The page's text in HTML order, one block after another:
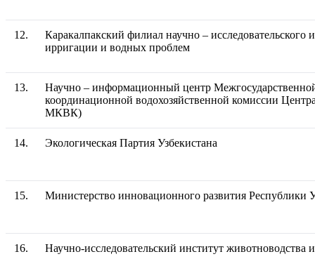
12.
Каракалпакский филиал научно – исследовательского
ирригации и водных проблем
13.
Научно – информационный центр
координационной водохозяйственной комиссии
МКВК)
14. Экологическая Партия Узбекистана
15. Министерство инновационного развития Республики
16. Научно-исследовательский институт животноводства